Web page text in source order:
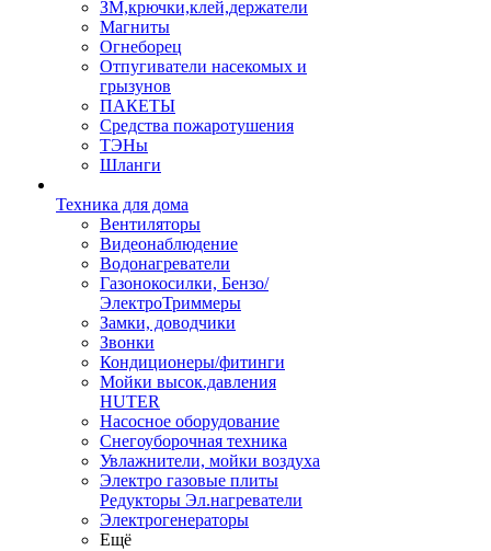
ЗМ,крючки,клей,держатели
Магниты
Огнеборец
Отпугиватели насекомых и
грызунов
ПАКЕТЫ
Средства пожаротушения
ТЭНы
Шланги
Техника для дома
Вентиляторы
Видеонаблюдение
Водонагреватели
Газонокосилки, Бензо/
ЭлектроТриммеры
Замки, доводчики
Звонки
Кондиционеры/фитинги
Мойки высок.давления
HUTER
Насосное оборудование
Снегоуборочная техника
Увлажнители, мойки воздуха
Электро газовые плиты
Редукторы Эл.нагреватели
Электрогенераторы
Ещё